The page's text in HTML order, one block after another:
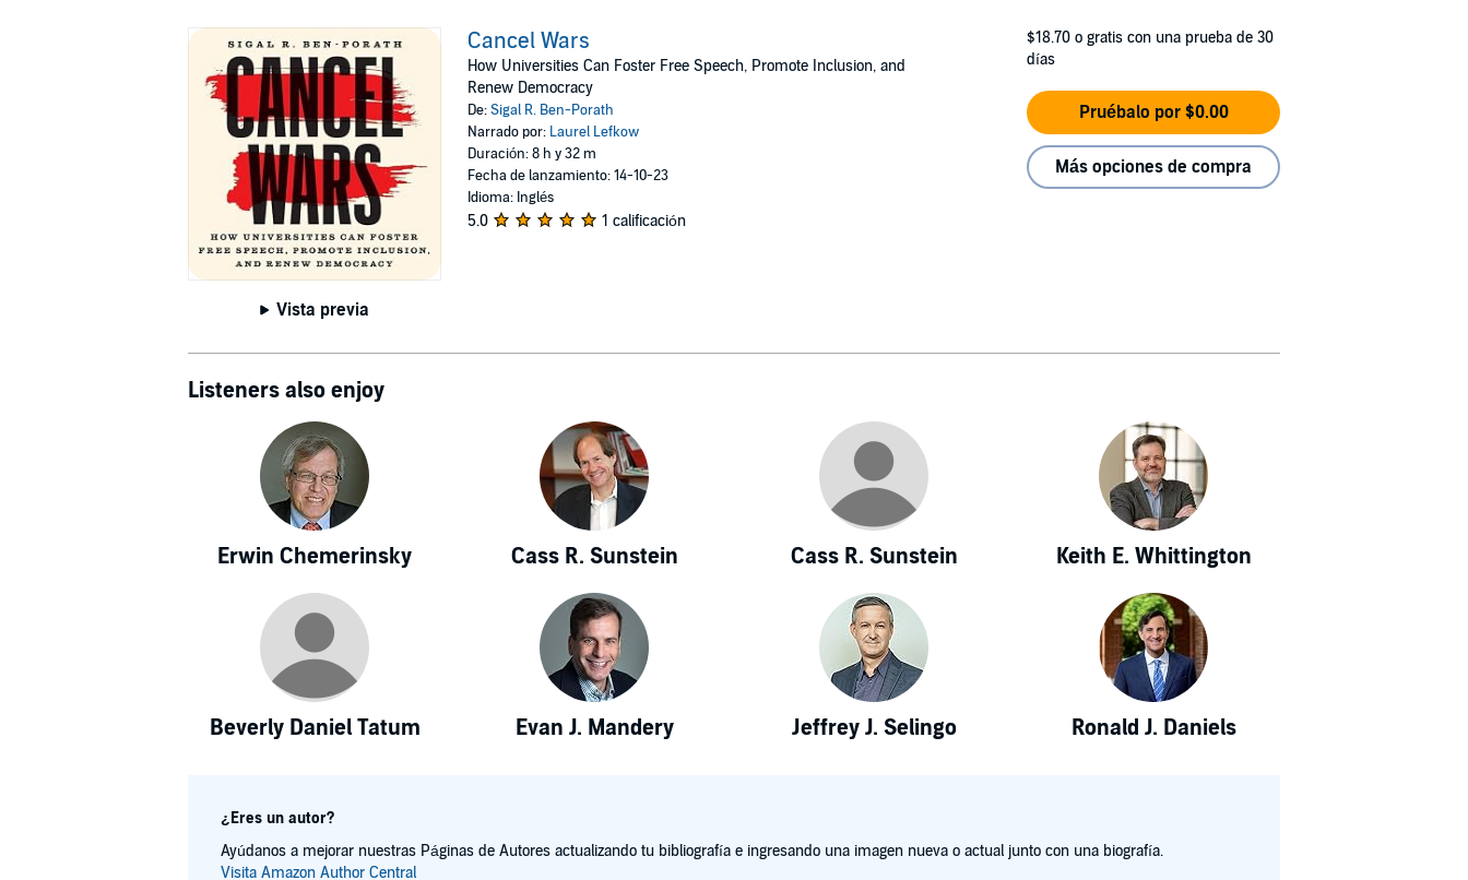
Vista previa
Cancel Wars
How Universities Can Foster Free Speech, Promote Inclusion, and
Renew Democracy
De:Sigal R. Ben-Porath
Narrado por: Laurel Lefkow
Duración: 8 h y 32 m
Fecha de lanzamiento: 14-10-23
Idioma: Inglés
5.0 1 calificación
$18.70 o gratis con una prueba de 30
días
Pruébalo por $0.00
Más opciones de compra
Listeners also enjoy
Erwin Chemerinsky Cass R. Sunstein Cass R. Sunstein Keith E. Whittington
Beverly Daniel Tatum Evan J. Mandery Jeffrey J. Selingo Ronald J. Daniels
¿Eres un autor?
Ayúdanos a mejorar nuestras Páginas de Autores actualizando tu bibliografía e ingresando una imagen nueva o actual junto con una biografía.
Visita Amazon Author Central